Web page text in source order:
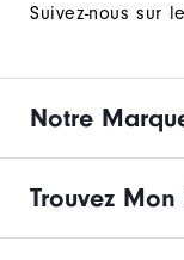
Suivez-nous sur
Notre
Trouvez